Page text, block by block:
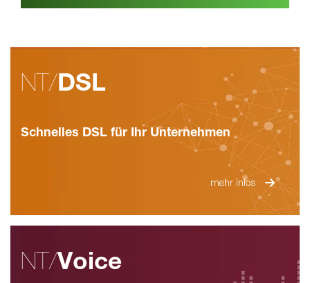
NT/DSL
Schnelles DSL für Ihr Unternehmen
mehr infos
NT/Voice